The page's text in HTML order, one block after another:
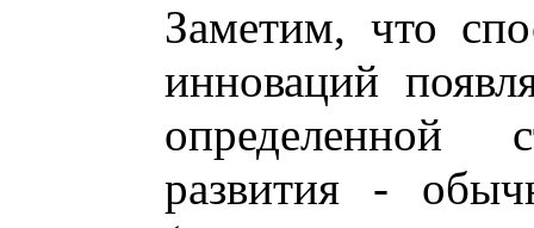
Заметим, что
инноваций
определенной
развития -